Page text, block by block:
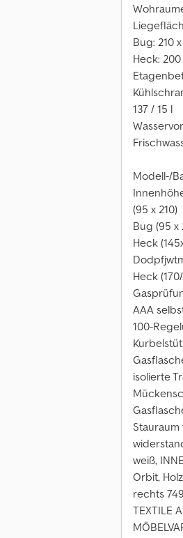
Bug: 210
Heck: 200
137 / 15 l
Modell-/
(95 x 210)
Bug (95 x
Heck
Heck
AAA
100-
isolierte
Stauraum
weiß,
Orbit,
rechts
TEXTILE